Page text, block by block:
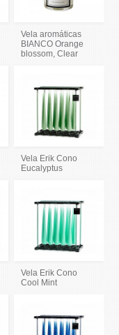
Vela aromáticas
BIANCO Orange
blossom, Clear
Vela Erik Cono
Eucalyptus
Vela Erik Cono
Cool Mint